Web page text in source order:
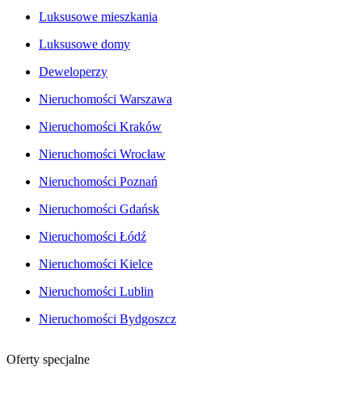
Luksusowe mieszkania
Luksusowe domy
Deweloperzy
Nieruchomości Warszawa
Nieruchomości Kraków
Nieruchomości Wrocław
Nieruchomości Poznań
Nieruchomości Gdańsk
Nieruchomości Łódź
Nieruchomości Kielce
Nieruchomości Lublin
Nieruchomości Bydgoszcz
Oferty specjalne